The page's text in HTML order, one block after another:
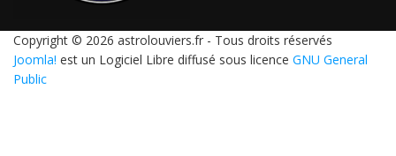
Copyright © 2026 astrolouviers.fr - Tous droits réservés
Joomla! est un Logiciel Libre diffusé sous licence GNU General
Public